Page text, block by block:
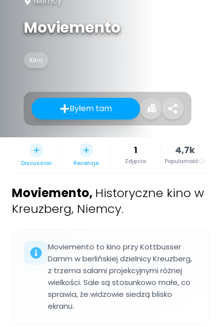
Moviemento
Kino
Byłem tam
Discussion Recenzje
1
Zdjęcia
4,7k
Popularność
Moviemento, Historyczne kino w
Kreuzberg, Niemcy.
Moviemento to kino przy Kottbusser
Damm w berlińskiej dzielnicy Kreuzberg,
z trzema salami projekcyjnymi różnej
wielkości. Sale są stosunkowo małe, co
sprawia, że widzowie siedzą blisko
ekranu.